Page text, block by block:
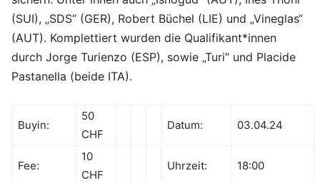
(SUI), „SDS“ (GER), Robert Büchel (LIE) und „Vineglas“
(AUT). Komplettiert wurden die Qualifikant*innen
durch Jorge Turienzo (ESP), sowie „Turi“ und Placide
Pastanella (beide ITA).
Buyin:
50
CHF
Datum: 03.04.24
Fee:
10
CHF
Uhrzeit: 18:00